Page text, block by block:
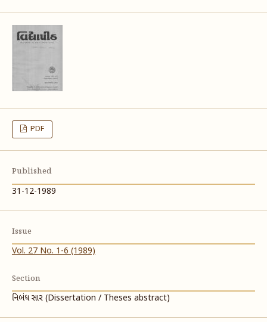
PDF
Published
31-12-1989
Issue
Vol. 27 No. 1-6 (1989)
Section
નિબંધ સાર (Dissertation / Theses abstract)